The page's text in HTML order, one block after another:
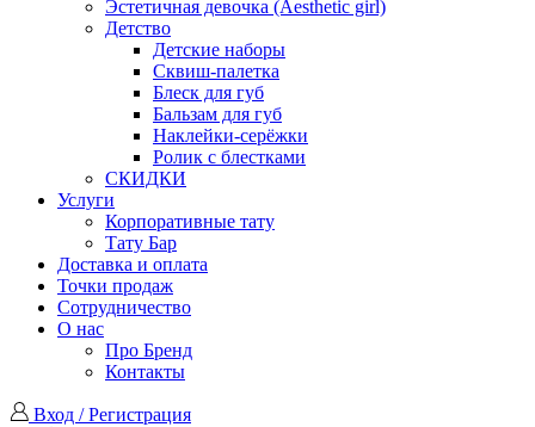
Эстетичная девочка (Aesthetic girl)
Детство
Детские наборы
Сквиш-палетка
Блеск для губ
Бальзам для губ
Наклейки-серёжки
Ролик с блестками
СКИДКИ
Услуги
Корпоративные тату
Тату Бар
Доставка и оплата
Точки продаж
Сотрудничество
О нас
Про Бренд
Контакты
Вход / Регистрация